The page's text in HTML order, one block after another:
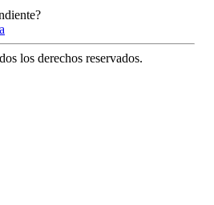
los derechos reservados.